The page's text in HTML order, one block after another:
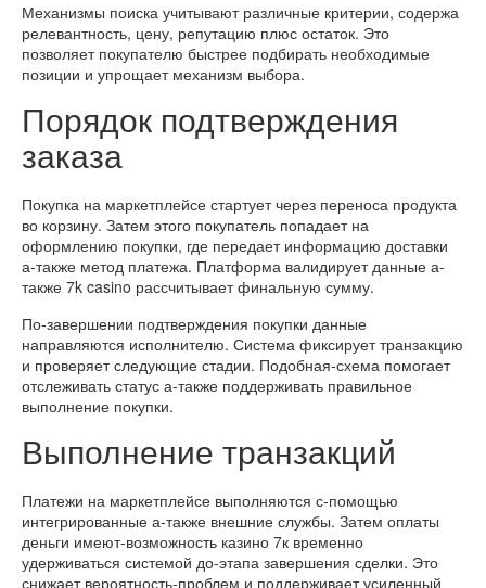
Механизмы поиска учитывают различные критерии, содержа
релевантность, цену, репутацию плюс остаток. Это
позволяет покупателю быстрее подбирать необходимые
позиции и упрощает механизм выбора.
Порядок подтверждения
заказа
Покупка на маркетплейсе стартует через переноса продукта
во корзину. Затем этого покупатель попадает на
оформлению покупки, где передает информацию доставки
а-также метод платежа. Платформа валидирует данные а-
также 7k casino рассчитывает финальную сумму.
По-завершении подтверждения покупки данные
направляются исполнителю. Система фиксирует транзакцию
и проверяет следующие стадии. Подобная-схема помогает
отслеживать статус а-также поддерживать правильное
выполнение покупки.
Выполнение транзакций
Платежи на маркетплейсе выполняются с-помощью
интегрированные а-также внешние службы. Затем оплаты
деньги имеют-возможность казино 7к временно
удерживаться системой до-этапа завершения сделки. Это
снижает вероятность-проблем и поддерживает усиленный